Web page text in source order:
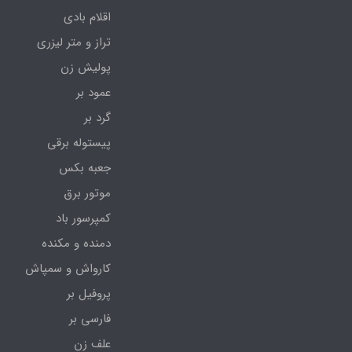
اقلام بادی
تراز و متر لیزری
پولیش زن
عمود بر
گرد بر
پیستوله برقی
جعبه بکس
موتور برق
کمپرسور باد
دمنده و مکنده
کارواش و سمپاش
پروفیل بر
فارسی بر
علف زن